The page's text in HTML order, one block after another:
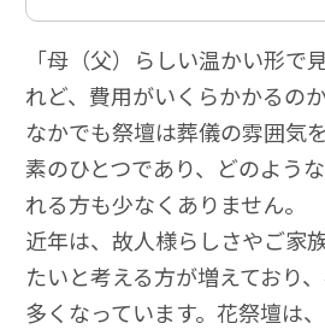
「母（父）らしい温かい形で
れど、費用がいくらかかるの
なかでも祭壇は葬儀の雰囲気
素のひとつであり、どのよう
れる方も少なくありません。
近年は、故人様らしさやご家
たいと考える方が増えており
多くなっています。花祭壇は